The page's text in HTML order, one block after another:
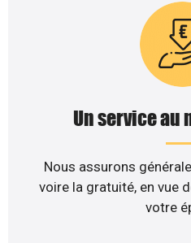
Un service
Nous assurons
voire la gratuité, en vue
votre